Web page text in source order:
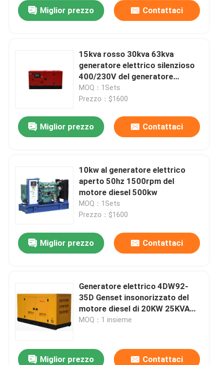
Miglior prezzo Contattaci
15kva rosso 30kva 63kva
generatore elettrico silenzioso
400/230V del generatore
silenzioso da 125 KVA
MOQ：1Sets
Prezzo：$1600
Miglior prezzo Contattaci
10kw al generatore elettrico
aperto 50hz 1500rpm del
motore diesel 500kw
MOQ：1Sets
Prezzo：$1600
Miglior prezzo Contattaci
Generatore elettrico 4DW92-
35D Genset insonorizzato del
motore diesel di 20KW 25KVA
Fawde
MOQ：1 insieme
Miglior prezzo Contattaci